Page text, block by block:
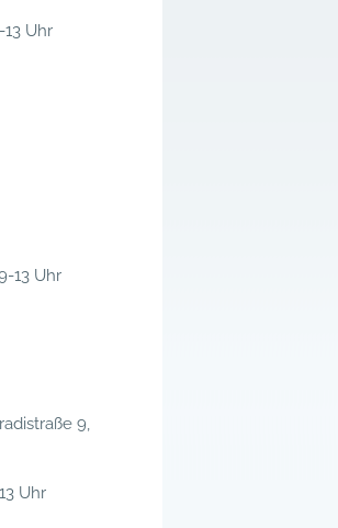
Uhr
13 Uhr
9,
Uhr